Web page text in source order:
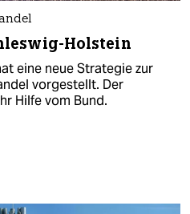
Holstein
eine neue Strategie zur
vorgestellt. Der
Hilfe vom Bund.